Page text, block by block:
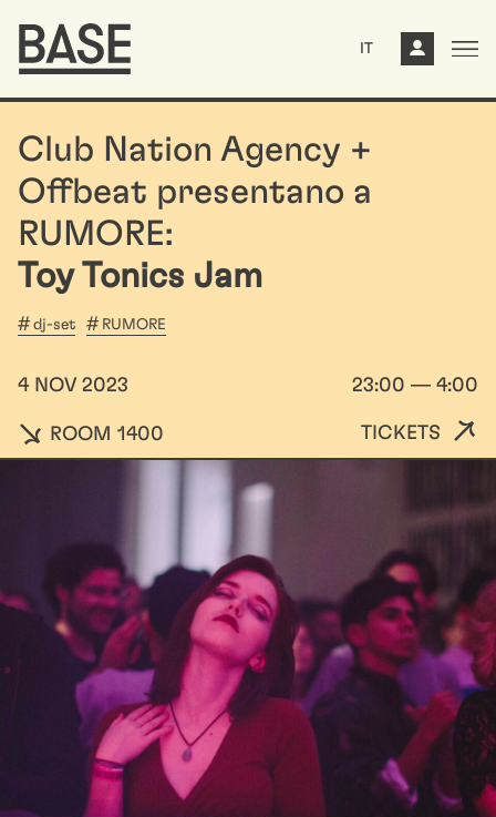
IT
Club Nation Agency +
Offbeat presentano a
RUMORE:
Toy Tonics Jam
dj-set RUMORE
4 NOV 2023 23:00 — 4:00
ROOM 1400 TICKETS